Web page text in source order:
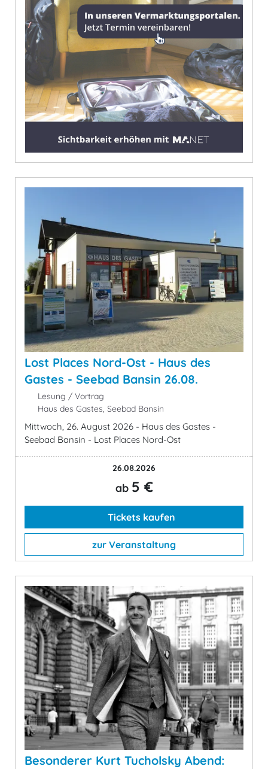
Lost Places Nord-Ost - Haus des
Gastes - Seebad Bansin 26.08.
Lesung / Vortrag
Haus des Gastes, Seebad Bansin
Mittwoch, 26. August 2026 - Haus des Gastes -
Seebad Bansin - Lost Places Nord-Ost
26.08.2026
ab 5 €
Tickets kaufen
zur Veranstaltung
Besonderer Kurt Tucholsky Abend: